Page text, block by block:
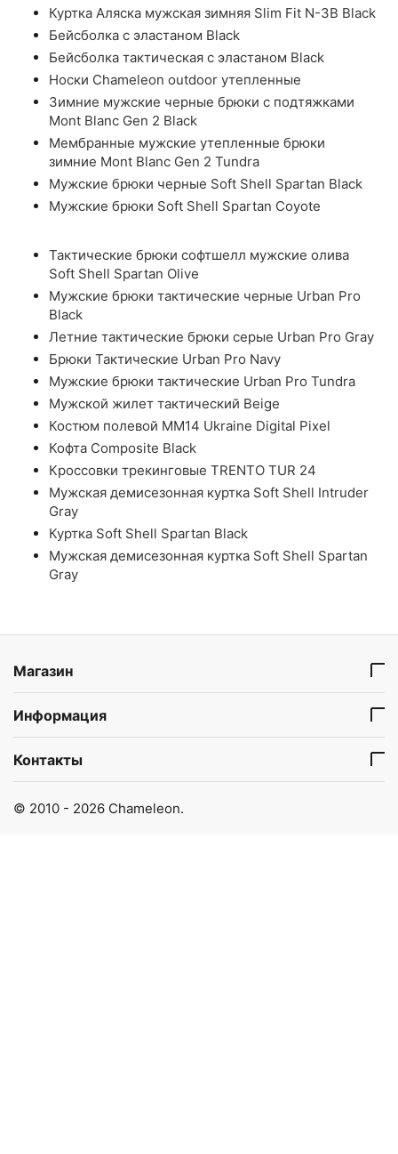
Куртка Аляска мужская зимняя Slim Fit N-3B Black
Бейсболка с эластаном Black
Бейсболка тактическая с эластаном Black
Носки Chameleon outdoor утепленные
Зимние мужские черные брюки с подтяжками
Mont Blanc Gen 2 Black
Мембранные мужские утепленные брюки
зимние Mont Blanc Gen 2 Tundra
Мужские брюки черные Soft Shell Spartan Black
Мужские брюки Soft Shell Spartan Coyote
Тактические брюки софтшелл мужские олива
Soft Shell Spartan Olive
Мужские брюки тактические черные Urban Pro
Black
Летние тактические брюки серые Urban Pro Gray
Брюки Тактические Urban Pro Navy
Мужские брюки тактические Urban Pro Tundra
Мужской жилет тактический Beige
Костюм полевой ММ14 Ukraine Digital Pixel
Кофта Composite Black
Кроссовки трекинговые TRENTO TUR 24
Мужская демисезонная куртка Soft Shell Intruder
Gray
Куртка Soft Shell Spartan Black
Мужская демисезонная куртка Soft Shell Spartan
Gray
Магазин
Информация
Контакты
© 2010 - 2026 Chameleon.